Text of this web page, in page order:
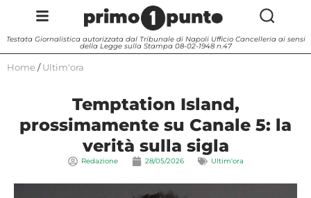
Testata Giornalistica autorizzata dal Tribunale di Napoli Ufficio Cancelleria ai sensi
della Legge sulla Stampa 08-02-1948 n.47
Home / Ultim'ora
Temptation Island,
prossimamente su Canale 5: la
verità sulla sigla
Redazione 28/05/2026 Ultim'ora